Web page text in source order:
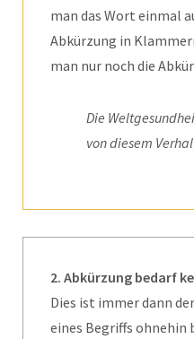
man das Wort einmal
Abkürzung in
man nur noch die
Die
von diesem
2. Abkürzung bedarf
Dies ist immer dann
eines Begriffs ohnehin